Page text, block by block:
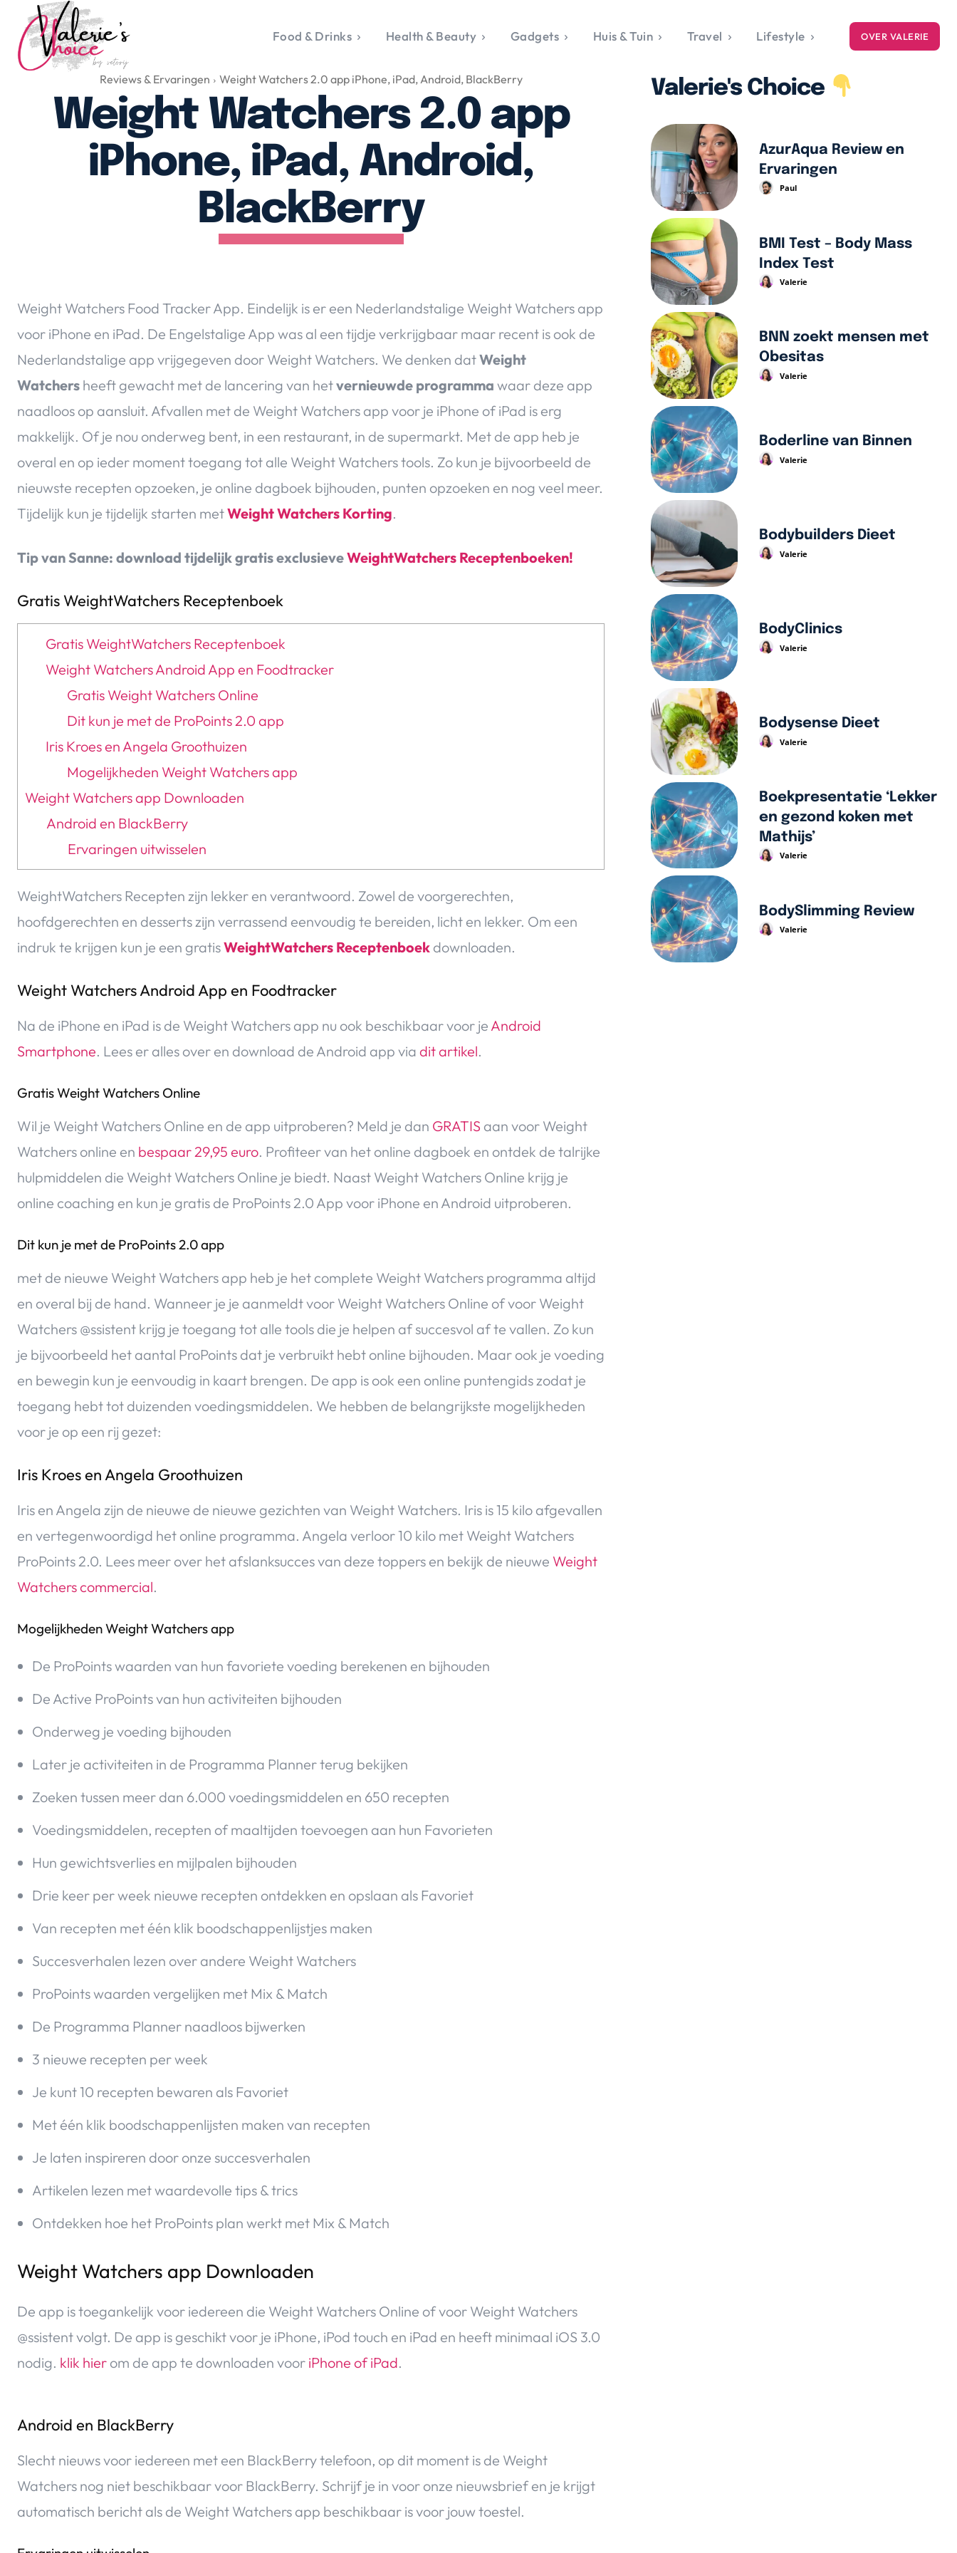
Valerie's Topics
Travel & Culture
Food & Drinks
Happyness & Opmerkelijk
Lifestyle, Sport &
Duurzaamheid
Gadgets & Tech
Top 5 van Valerie
Health & Beauty
Over Valerie
Over Valerie
De Top 5
Contact
Food & Drinks
Health & Beauty
Lifestyle
Food & Drinks Health & Beauty Gadgets Huis & Tuin Travel Lifestyle OVER VALERIE
Reviews & Ervaringen Weight Watchers 2.0 app iPhone, iPad, Android, BlackBerry
Weight Watchers 2.0 app
iPhone, iPad, Android,
BlackBerry
Weight Watchers Food Tracker App. Eindelijk is er een Nederlandstalige Weight Watchers app
voor iPhone en iPad. De Engelstalige App was al een tijdje verkrijgbaar maar recent is ook de
Nederlandstalige app vrijgegeven door Weight Watchers. We denken datWeight
Watchers heeft gewacht met de lancering van hetvernieuwde programma waar deze app
naadloos op aansluit. Afvallen met de Weight Watchers app voor je iPhone of iPad is erg
makkelijk. Of je nou onderweg bent, in een restaurant, in de supermarkt. Met de app heb je
overal en op ieder moment toegang tot alle Weight Watchers tools. Zo kun je bijvoorbeeld de
nieuwste recepten opzoeken, je online dagboek bijhouden, punten opzoeken en nog veel meer.
Tijdelijk kun je tijdelijk starten metWeight Watchers Korting.
Tip van Sanne: download tijdelijk gratis exclusieveWeightWatchers Receptenboeken!
Gratis WeightWatchers Receptenboek
Gratis WeightWatchers Receptenboek
Weight Watchers Android App en Foodtracker
Gratis Weight Watchers Online
Dit kun je met de ProPoints 2.0 app
Iris Kroes en Angela Groothuizen
Mogelijkheden Weight Watchers app
Weight Watchers app Downloaden
Android en BlackBerry
Ervaringen uitwisselen
WeightWatchers Recepten zijn lekker en verantwoord. Zowel de voorgerechten,
hoofdgerechten en desserts zijn verrassend eenvoudig te bereiden, licht en lekker. Om een
indruk te krijgen kun je een gratisWeightWatchers Receptenboek downloaden.
Weight Watchers Android App en Foodtracker
Na de iPhone en iPad is de Weight Watchers app nu ook beschikbaar voor je Android
Smartphone. Lees er alles over en download de Android app via dit artikel.
Gratis Weight Watchers Online
Wil je Weight Watchers Online en de app uitproberen? Meld je dan GRATIS aan voor Weight
Watchers online en bespaar 29,95 euro. Profiteer van het online dagboek en ontdek de talrijke
hulpmiddelen die Weight Watchers Online je biedt. Naast Weight Watchers Online krijg je
online coaching en kun je gratis de ProPoints 2.0 App voor iPhone en Android uitproberen.
Dit kun je met de ProPoints 2.0 app
met de nieuwe Weight Watchers app heb je het complete Weight Watchers programma altijd
en overal bij de hand. Wanneer je je aanmeldt voor Weight Watchers Online of voor Weight
Watchers @ssistent krijg je toegang tot alle tools die je helpen af succesvol af te vallen. Zo kun
je bijvoorbeeld het aantal ProPoints dat je verbruikt hebt online bijhouden. Maar ook je voeding
en bewegin kun je eenvoudig in kaart brengen. De app is ook een online puntengids zodat je
toegang hebt tot duizenden voedingsmiddelen. We hebben de belangrijkste mogelijkheden
voor je op een rij gezet:
Iris Kroes en Angela Groothuizen
Iris en Angela zijn de nieuwe de nieuwe gezichten van Weight Watchers. Iris is 15 kilo afgevallen
en vertegenwoordigd het online programma. Angela verloor 10 kilo met Weight Watchers
ProPoints 2.0. Lees meer over het afslanksucces van deze toppers en bekijk de nieuwe Weight
Watchers commercial.
Mogelijkheden Weight Watchers app
De ProPoints waarden van hun favoriete voeding berekenen en bijhouden
De Active ProPoints van hun activiteiten bijhouden
Onderweg je voeding bijhouden
Later je activiteiten in de Programma Planner terug bekijken
Zoeken tussen meer dan 6.000 voedingsmiddelen en 650 recepten
Voedingsmiddelen, recepten of maaltijden toevoegen aan hun Favorieten
Hun gewichtsverlies en mijlpalen bijhouden
Drie keer per week nieuwe recepten ontdekken en opslaan als Favoriet
Van recepten met één klik boodschappenlijstjes maken
Succesverhalen lezen over andere Weight Watchers
ProPoints waarden vergelijken met Mix & Match
De Programma Planner naadloos bijwerken
3 nieuwe recepten per week
Je kunt 10 recepten bewaren als Favoriet
Met één klik boodschappenlijsten maken van recepten
Je laten inspireren door onze succesverhalen
Artikelen lezen met waardevolle tips & trics
Ontdekken hoe het ProPoints plan werkt met Mix & Match
Weight Watchers app Downloaden
De app is toegankelijk voor iedereen die Weight Watchers Online of voor Weight Watchers
@ssistent volgt. De app is geschikt voor je iPhone, iPod touch en iPad en heeft minimaal iOS 3.0
nodig. klik hier om de app te downloaden voor iPhone of iPad.
Android en BlackBerry
Slecht nieuws voor iedereen met een BlackBerry telefoon, op dit moment is de Weight
Watchers nog niet beschikbaar voor BlackBerry. Schrijf je in voor onze nieuwsbrief en je krijgt
automatisch bericht als de Weight Watchers app beschikbaar is voor jouw toestel.
Valerie's Choice
AzurAqua Review en
Ervaringen
Paul
BMI Test – Body Mass
Index Test
Valerie
BNN zoekt mensen met
Obesitas
Valerie
Boderline van Binnen
Valerie
Bodybuilders Dieet
Valerie
BodyClinics
Valerie
Bodysense Dieet
Valerie
Boekpresentatie ‘Lekker
en gezond koken met
Mathijs’
Valerie
BodySlimming Review
Valerie